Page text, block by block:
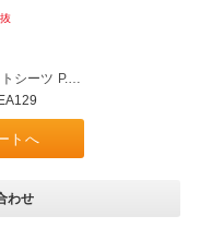
第一衛材 ペットシーツ P.one あんしん サラ・シート 厚型 レギュラー 100枚 8袋 PAR-654
トへ
わせ